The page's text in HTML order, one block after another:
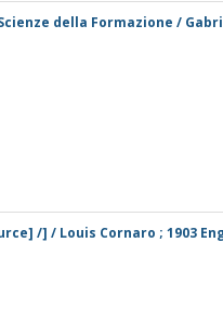
della Formazione /
/] / Louis Cornaro ; 1903